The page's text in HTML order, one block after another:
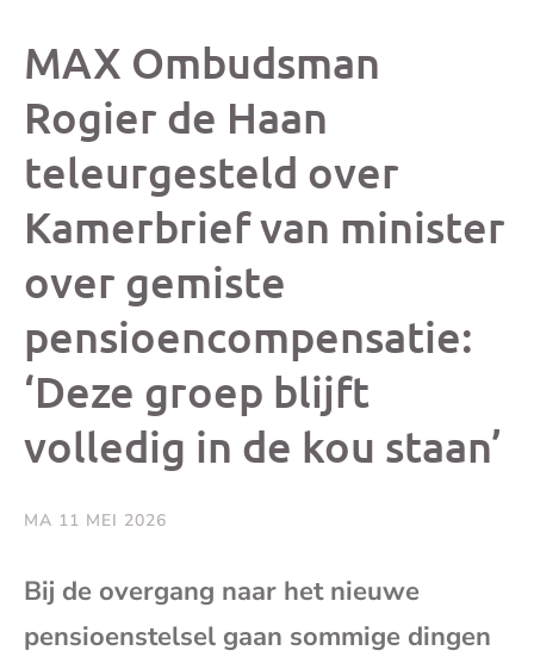
op
Facebook
op
X e-
je
MAX Ombudsman
Rogier de Haan
teleurgesteld over
Kamerbrief van minister
over gemiste
pensioencompensatie:
‘Deze groep blijft
volledig in de kou staan’
MA 11 MEI 2026
Bij de overgang naar het nieuwe
pensioenstelsel gaan sommige dingen